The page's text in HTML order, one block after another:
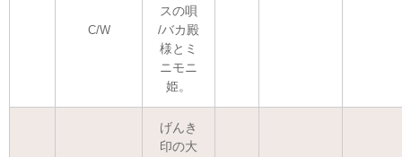
C/W
スの唄
/バカ殿
様とミ
ニモニ
姫。
げんき
印の大